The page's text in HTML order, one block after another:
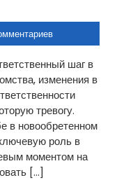
шаг в
изменения в
тревогу.
в новообретенном
роль в
моментом на
[…]